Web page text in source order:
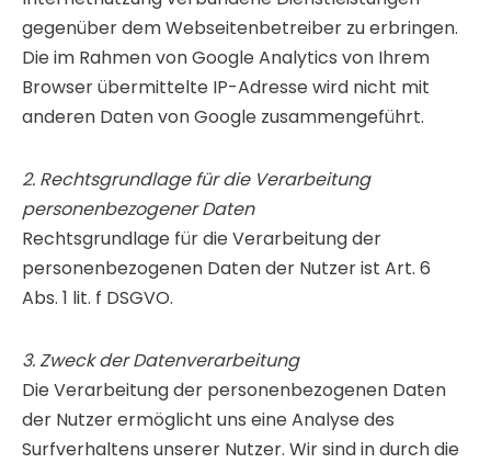
gegenüber dem Webseitenbetreiber zu erbringen.
Die im Rahmen von Google Analytics von Ihrem
Browser übermittelte IP-Adresse wird nicht mit
anderen Daten von Google zusammengeführt.
2. Rechtsgrundlage für die Verarbeitung
personenbezogener Daten
Rechtsgrundlage für die Verarbeitung der
personenbezogenen Daten der Nutzer ist Art. 6
Abs. 1 lit. f DSGVO.
3. Zweck der Datenverarbeitung
Die Verarbeitung der personenbezogenen Daten
der Nutzer ermöglicht uns eine Analyse des
Surfverhaltens unserer Nutzer. Wir sind in durch die